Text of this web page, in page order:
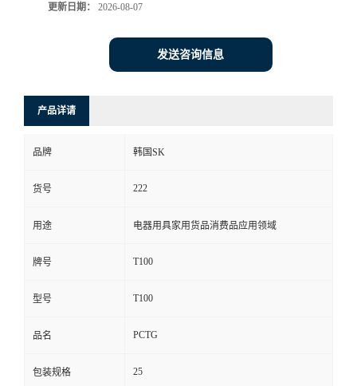
更新日期： 2026-08-07
发送咨询信息
产品详请
品牌 韩国SK
货号 222
用途 电器用具家用货品消费品应用领域
牌号 T100
型号 T100
品名 PCTG
包装规格 25